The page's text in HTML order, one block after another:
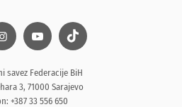
savez Federacije BiH
3, 71000 Sarajevo
+387 33 556 650